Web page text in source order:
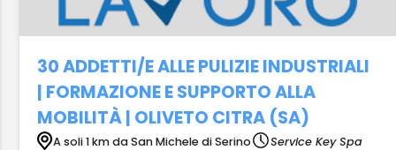
30 ADDETTI/E ALLE PULIZIE INDUSTRIALI
| FORMAZIONE E SUPPORTO ALLA
MOBILITÀ | OLIVETO CITRA (SA)
A soli 1 km da San Michele di Serino Service Key Spa